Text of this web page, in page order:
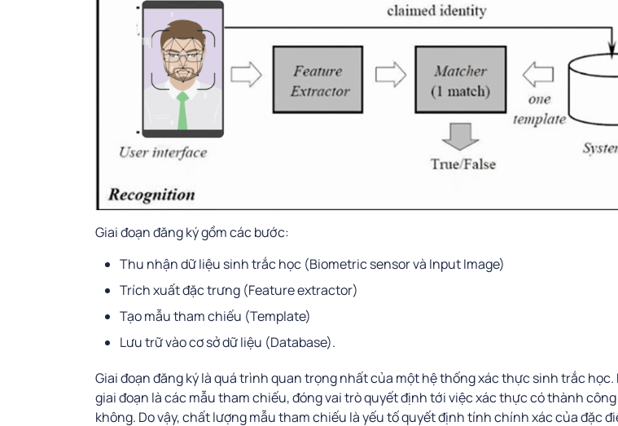
Giai đoạn đăng ký gồm các bước:
Thu nhận dữ liệu sinh trắc học (Biometric sensor và Input Image)
Trích xuất đặc trưng (Feature extractor)
Tạo mẫu tham chiếu (Template)
Lưu trữ vào cơ sở dữ liệu (Database).
Giai đoạn đăng ký là quá trình quan trọng nhất của một hệ thống xác thực sinh trắc học.
giai đoạn là các mẫu tham chiếu, đóng vai trò quyết định tới việc xác thực có thành
không. Do vậy, chất lượng mẫu tham chiếu là yếu tố quyết định tính chính xác của đặc